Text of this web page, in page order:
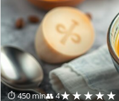
⏱ 450 min👥 4★★★★★